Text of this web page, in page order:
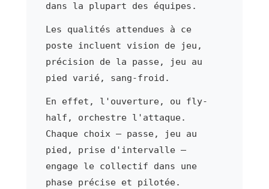
dans la plupart des équipes.
Les qualités attendues à ce
poste incluent vision de jeu,
précision de la passe, jeu au
pied varié, sang-froid.
En effet, l'ouverture, ou fly-
half, orchestre l'attaque.
Chaque choix — passe, jeu au
pied, prise d'intervalle —
engage le collectif dans une
phase précise et pilotée.